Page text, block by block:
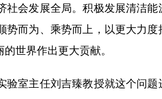
会发展全局。积极发展清洁
势而为、乘势而上，以更大力
世界作出更大贡献。
室主任刘吉臻教授就这个问题